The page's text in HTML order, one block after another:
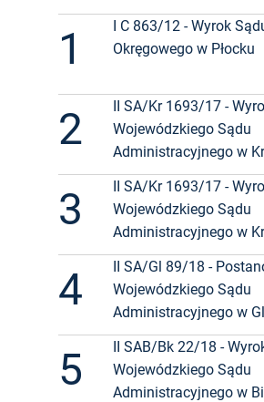
1
I C 863/12 - Wyrok
Okręgowego w Płocku
2
II SA/Kr 1693/17 -
Wojewódzkiego Sądu
Administracyjnego w
3
II SA/Kr 1693/17 -
Wojewódzkiego Sądu
Administracyjnego w
4
II SA/Gl 89/18 -
Wojewódzkiego Sądu
Administracyjnego w
5
II SAB/Bk 22/18 -
Wojewódzkiego Sądu
Administracyjnego w